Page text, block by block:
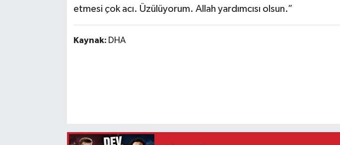
etmesi çok acı. Üzülüyorum. Allah yardımcısı olsun.”
Kaynak: DHA